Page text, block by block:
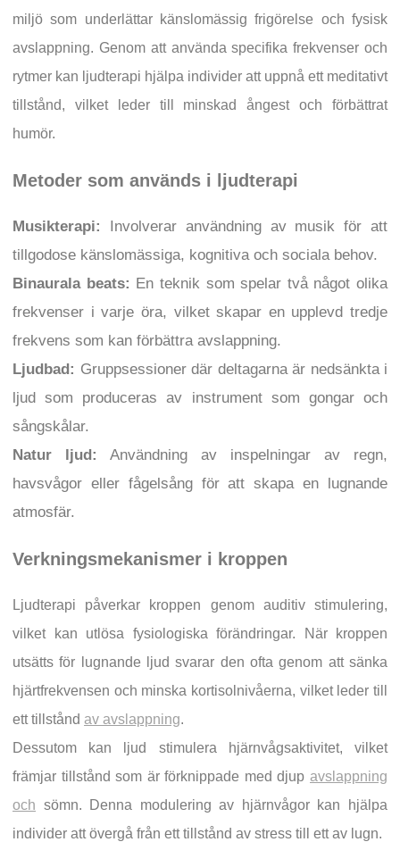
miljö som underlättar känslomässig frigörelse och fysisk
avslappning. Genom att använda specifika frekvenser och
rytmer kan ljudterapi hjälpa individer att uppnå ett meditativt
tillstånd, vilket leder till minskad ångest och förbättrat
humör.
Metoder som används i ljudterapi
Musikterapi:
Involverar användning av musik för att
tillgodose känslomässiga, kognitiva och sociala behov.
Binaurala beats: En teknik som spelar två något olika
frekvenser i varje öra, vilket skapar en upplevd tredje
frekvens som kan förbättra avslappning.
Ljudbad: Gruppsessioner där deltagarna är nedsänkta i
ljud som produceras av instrument som gongar och
sångskålar.
Natur ljud:
Användning av inspelningar av regn,
havsvågor eller fågelsång för att skapa en lugnande
atmosfär.
Verkningsmekanismer i kroppen
Ljudterapi påverkar kroppen genom auditiv stimulering,
vilket kan utlösa fysiologiska förändringar. När kroppen
utsätts för lugnande ljud svarar den ofta genom att sänka
hjärtfrekvensen och minska kortisolnivåerna, vilket leder till
ett tillstånd av avslappning.
Dessutom kan ljud stimulera hjärnvågsaktivitet, vilket
främjar tillstånd som är förknippade med djup avslappning
och sömn. Denna modulering av hjärnvågor kan hjälpa
individer att övergå från ett tillstånd av stress till ett av lugn.